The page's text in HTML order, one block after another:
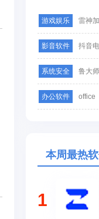
游戏娱乐 雷神
影音软件 抖音
系统安全 鲁大师
办公软件 office
本周最热
1